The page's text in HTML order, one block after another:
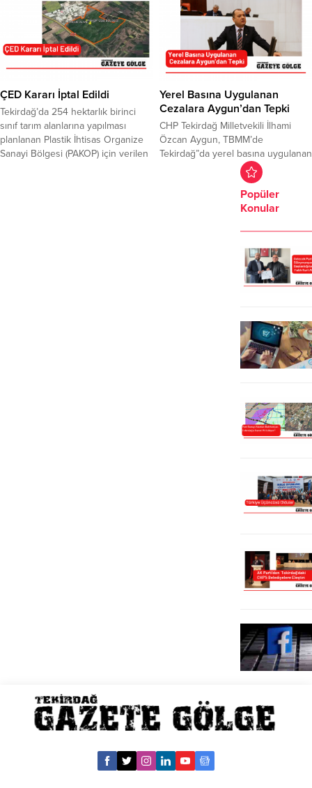
Şampiyonasında Tekirdağ’ın
göğsünü kabarttı. Türkiye’nin her
bölgesinden toplam 14 ekibin
katılma başarısı gösterdiği Türkiye
Halk Oyunları Federasyonu
Yıldızlar ve Gençler Halk Oyunları
Türkiye Şampiyonası
gerçekleştirildi. Denizli’De
gerçekleştirilen yarışmada
Tekirdağlı gençler Tekirdağ’ı başarılı
bir şekilde temsil ederek Türkiye...
sınıflarına döneceği yüzyüze eğitim
haftanın iki günü olacak.
ÇED Kararı İptal Edildi
Tekirdağ’da 254 hektarlık birinci
sınıf tarım alanlarına yapılması
planlanan Plastik İhtisas Organize
Sanayi Bölgesi (PAKOP) için verilen
Yerel Basına Uygulanan
Cezalara Aygun’dan Tepki
CHP Tekirdağ Milletvekili İlhami
Özcan Aygun, TBMM’de
Tekirdağ”da yerel basına uygulanan
cezaları dile getirerek, tepki
gösterdi.Basın İlan Kurumu’nun
bazı gazete sahiplerine, “Artık yazılı
basının sonuna gelindi, internet
gündeme getiren Aygun, yazılı
basının kapısına kilit vurulmak
istendiğine dikkat çekti. TBMM
Popüler
Konular